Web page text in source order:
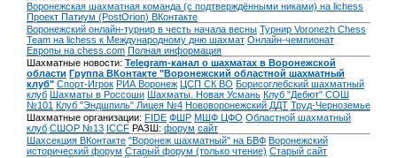
Воронежская шахматная команда (с подтверждёнными никами) на lichess
Проект Патиум (PostOrion) ВКонтакте
Воронежский онлайн-турнир в честь начала весны Турнир Voronezh Chess
Team на lichess к Международному дню шахмат Онлайн-чемпионат
Европы на chess.com Полная информация
Шахматные новости: Telegram-канал о шахматах в Воронежской
области Группа ВКонтакте "Воронежский областной шахматный
клуб" Спорт-Игрок РИА Воронеж ЦСП СК ВО Борисоглебский шахматный
клуб Шахматы в Россоши Шахматы. Новая Усмань Клуб "Дебют" СОШ
№101 Клуб "Эндшпиль" Лицея №4 Нововоронежский ДДТ Труд-Черноземье
Шахматные организации: FIDE ФШР МШФ ЦФО Областной шахматный
клуб СШОР №13 ICCF РАЗШ: форум сайт
Шахсекция ВКонтакте "Воронеж шахматный" на БВФ Воронежский
исторический форум Cтарый форум (только чтение) Старый сайт